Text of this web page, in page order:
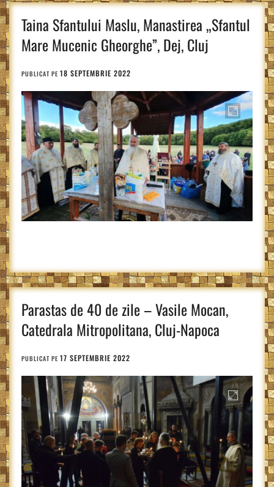
Taina Sfantului Maslu, Manastirea „Sfantul
Mare Mucenic Gheorghe”, Dej, Cluj
PUBLICAT PE 18 SEPTEMBRIE 2022
Parastas de 40 de zile – Vasile Mocan,
Catedrala Mitropolitana, Cluj-Napoca
PUBLICAT PE 17 SEPTEMBRIE 2022